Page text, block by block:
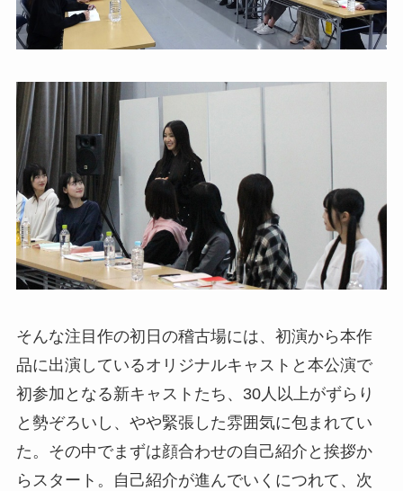
そんな注目作の初日の稽古場には、初演から本作
品に出演しているオリジナルキャストと本公演で
初参加となる新キャストたち、30人以上がずらり
と勢ぞろいし、やや緊張した雰囲気に包まれてい
た。その中でまずは顔合わせの自己紹介と挨拶か
らスタート。自己紹介が進んでいくにつれて、次